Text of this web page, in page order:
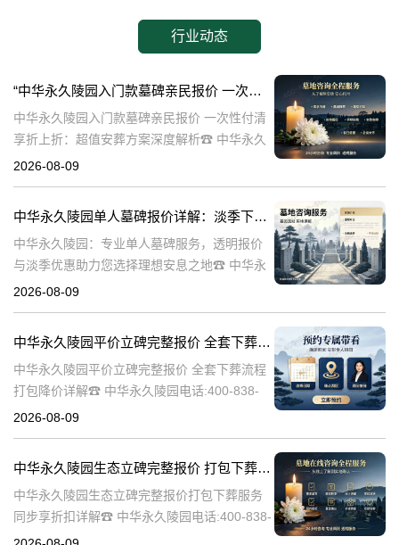
行业动态
“中华永久陵园入门款墓碑亲民报价 一次性付清享折上折：超值安葬方案深度解析”
中华永久陵园入门款墓碑亲民报价 一次性付清
享折上折：超值安葬方案深度解析☎ 中华永久
陵园电话:400-838-5063在人生的旅程中，我们
2026-08-09
中华永久陵园单人墓碑报价详解：淡季下单享数千元优惠
中华永久陵园：专业单人墓碑服务，透明报价
与淡季优惠助力您选择理想安息之地☎ 中华永
久陵园电话:400-838-5063中华永久陵园，作为
2026-08-09
中华永久陵园平价立碑完整报价 全套下葬流程打包降价详解
中华永久陵园平价立碑完整报价 全套下葬流程
打包降价详解☎ 中华永久陵园电话:400-838-
5063在人生的旅途中，每个人都会经历生老病
2026-08-09
中华永久陵园生态立碑完整报价 打包下葬服务同步享折扣详解
中华永久陵园生态立碑完整报价打包下葬服务
同步享折扣详解☎ 中华永久陵园电话:400-838-
5063中华永久陵园作为国内知名的陵园之一，